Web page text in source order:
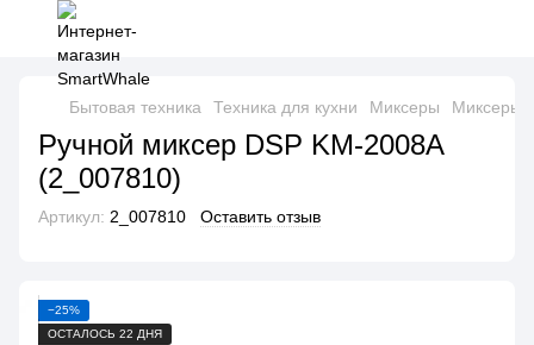
Бытовая техника Техника для кухни Миксеры Миксеры
Ручной миксер DSP KM-2008A
(2_007810)
Артикул: 2_007810 Оставить отзыв
−25%
ОСТАЛОСЬ 22 ДНЯ